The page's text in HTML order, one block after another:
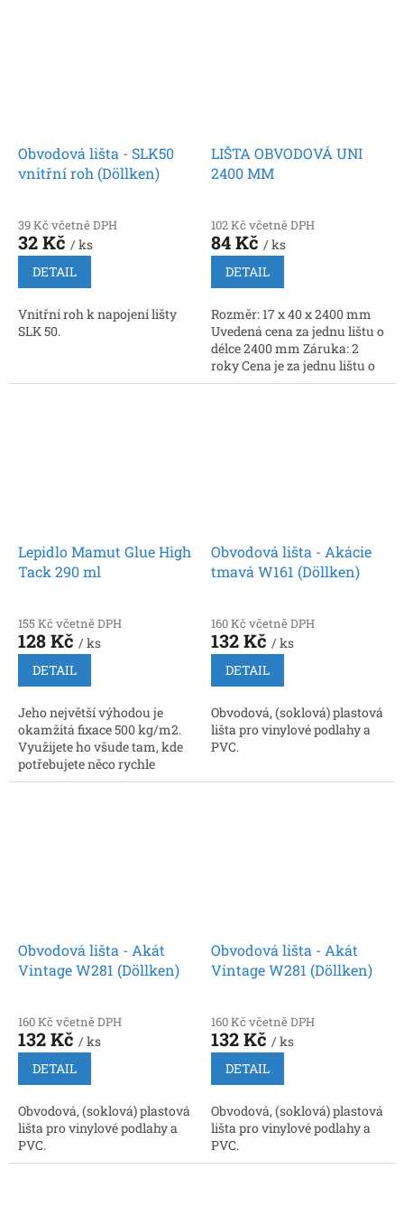
Obvodová lišta - SLK50
vnitřní roh (Döllken)
39 Kč včetně DPH
32 Kč / ks
DETAIL
Vnitřní roh k napojení lišty
SLK 50.
LIŠTA OBVODOVÁ UNI
2400 MM
102 Kč včetně DPH
84 Kč / ks
DETAIL
Rozměr: 17 x 40 x 2400 mm
Uvedená cena za jednu lištu o
délce 2400 mm Záruka: 2
roky Cena je za jednu lištu o
délce 2400 mm
Lepidlo Mamut Glue High
Tack 290 ml
155 Kč včetně DPH
128 Kč / ks
DETAIL
Jeho největší výhodou je
okamžitá fixace 500 kg/m2.
Využijete ho všude tam, kde
potřebujete něco rychle
přilepit a nemůžete předmět z
Obvodová lišta - Akácie
tmavá W161 (Döllken)
160 Kč včetně DPH
132 Kč / ks
DETAIL
Obvodová, (soklová) plastová
lišta pro vinylové podlahy a
PVC.
Obvodová lišta - Akát
Vintage W281 (Döllken)
160 Kč včetně DPH
132 Kč / ks
DETAIL
Obvodová, (soklová) plastová
lišta pro vinylové podlahy a
PVC.
Obvodová lišta - Akát
Vintage W281 (Döllken)
160 Kč včetně DPH
132 Kč / ks
DETAIL
Obvodová, (soklová) plastová
lišta pro vinylové podlahy a
PVC.